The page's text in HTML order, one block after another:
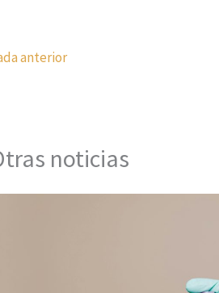
anterior
noticias